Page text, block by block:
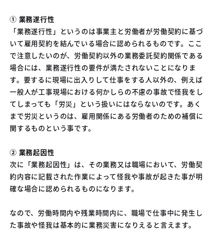
① 業務遂行性
「業務遂行性」というのは事業主と労働者が労働契約に基づ
いて雇用契約を結んでいる場合に認められるものです。ここ
で注意したいのが、労働契約以外の業務委託契約関係である
場合には、業務遂行性の要件が満たされないことになりま
す。要するに現場に出入りして仕事をする人以外の、例えば
一般人が工事現場における何かしらの不慮の事故で怪我をし
てしまっても「労災」という扱いにはならないのです。あく
まで労災というのは、雇用関係にある労働者のための補償に
関するものという事です。
② 業務起因性
次に「業務起因性」は、その業務又は職場において、労働契
約内容に記載された作業によって怪我や事故が起きた事が明
確な場合に認められるものになります。
なので、労働時間内や残業時間内に、職場で仕事中に発生し
た事故や怪我は基本的に業務災害になりえると言えます。